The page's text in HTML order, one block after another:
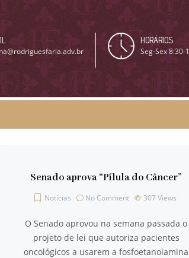
HORÁRIOS
Seg-Sex 8:30-
Senado aprova “Pílula do Câncer”
Notícias No Comment 307 Views
O Senado aprovou na semana passada o
projeto de lei que autoriza pacientes
oncológicos a usarem a fosfoetanolamina